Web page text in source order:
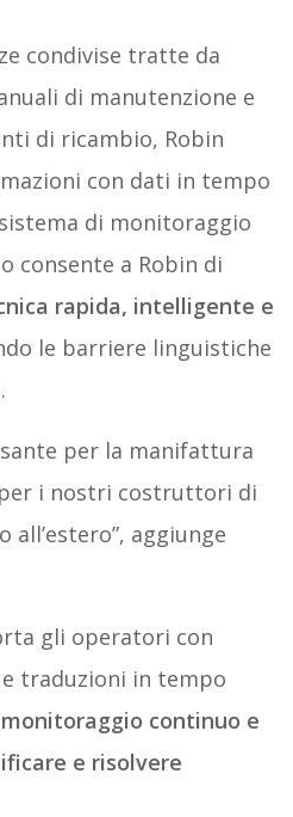
condivise tratte da
di manutenzione e
di ricambio, Robin
con dati in tempo
di monitoraggio
consente a Robin di
rapida, intelligente e
le barriere linguistiche
per la manifattura
i nostri costruttori di
all’estero”, aggiunge
gli operatori con
traduzioni in tempo
monitoraggio continuo e
e risolvere